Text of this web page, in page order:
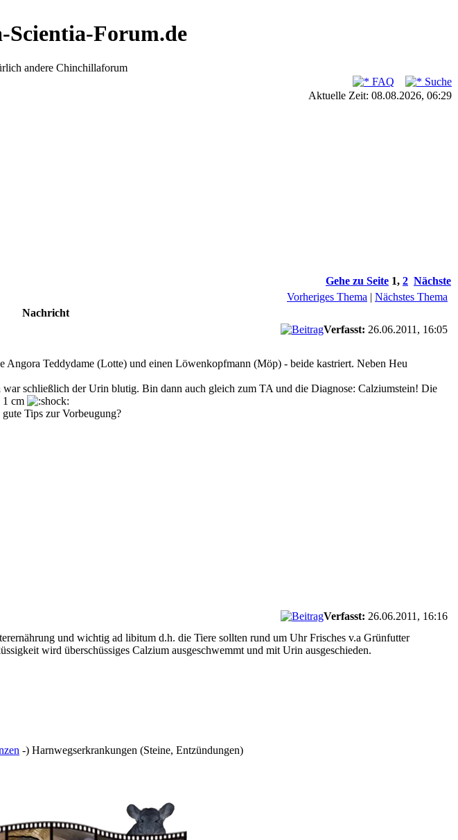
Scientia-Forum.de
andere Chinchillaforum
FAQ
Suche
Aktuelle Zeit: 08.08.2026, 06:29
Gehe zu Seite 1, 2 Nächste
Vorheriges Thema | Nächstes Thema
Nachricht
Verfasst: 26.06.2011, 16:05
Angora Teddydame (Lotte) und einen Löwenkopfmann (Möp) - beide kastriert. Neben Heu
schließlich der Urin blutig. Bin dann auch gleich zum TA und die Diagnose: Calziumstein! Die
1 cm
Tips zur Vorbeugung?
Verfasst: 26.06.2011, 16:16
und wichtig ad libitum d.h. die Tiere sollten rund um Uhr Frisches v.a Grünfutter
wird überschüssiges Calzium ausgeschwemmt und mit Urin ausgeschieden.
-) Harnwegserkrankungen (Steine, Entzündungen)